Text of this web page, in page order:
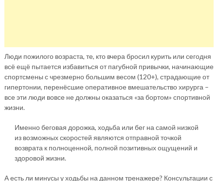
Люди пожилого возраста, те, кто вчера бросил курить или сегодня
всё ещё пытается избавиться от пагубной привычки, начинающие
спортсмены с чрезмерно большим весом (120+), страдающие от
гипертонии, перенёсшие оперативное вмешательство хирурга –
все эти люди вовсе не должны оказаться «за бортом» спортивной
жизни.
Именно беговая дорожка, ходьба или бег на самой низкой
из возможных скоростей являются отправной точкой
возврата к полноценной, полной позитивных ощущений и
здоровой жизни.
А есть ли минусы у ходьбы на данном тренажере? Консультации с